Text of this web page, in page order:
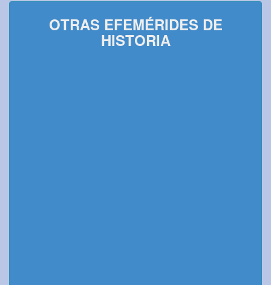
OTRAS EFEMÉRIDES DE
HISTORIA